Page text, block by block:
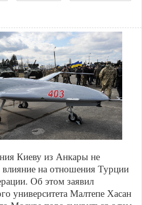
Киеву из Анкары не
на отношения Турции
Об этом заявил
университета Малтепе Хасан